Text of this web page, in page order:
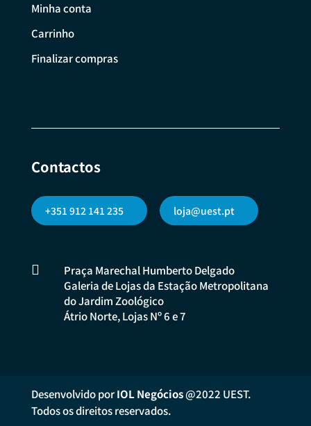
Minha conta
Carrinho
Finalizar compras
Contactos
+351 912 141 235 loja@uest.pt

Praça Marechal Humberto Delgado
Galeria de Lojas da Estação Metropolitana
do Jardim Zoológico
Átrio Norte, Lojas Nº 6 e 7
Desenvolvido porIOL Negócios@2022 UEST.
Todos os direitos reservados.